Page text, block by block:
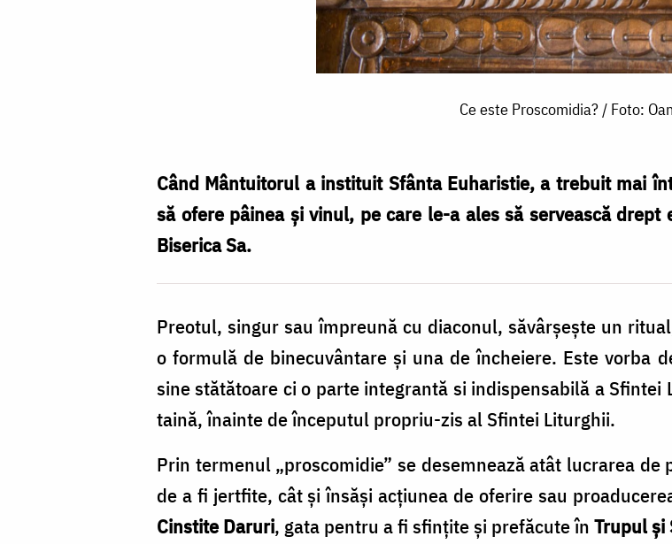
Ce este Proscomidia? / Foto:
Când Mântuitorul a instituit Sfânta Euha­ristie, a trebuit mai
să ofere pâinea şi vinul, pe care le-a ales să servească
Biserica Sa.
Preotul, singur sau împreună cu diaconul, săvârșește un
o formulă de binecuvântare și una de încheiere. Este vorba
sine stătătoare ci o parte integrantă si indispensabilă a
taină, înainte de începutul propriu-zis al Sfintei Liturghii.
Prin termenul „proscomidie” se desemnează atât lucrarea
de a fi jertfite, cât şi însăşi acţiunea de oferire sau
Cinstite Daruri, gata pentru a fi sfințite și prefăcute în Trupul și